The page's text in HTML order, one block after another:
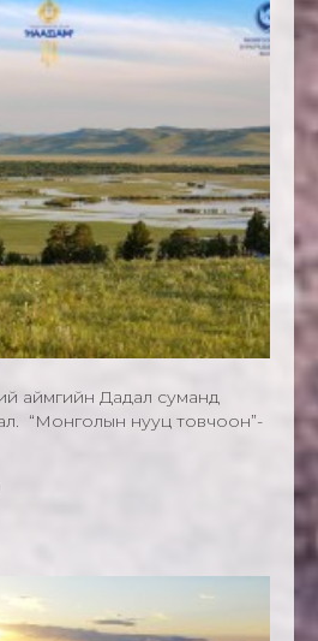
аймгийн Дадал суманд
“Монголын нууц товчоон”-